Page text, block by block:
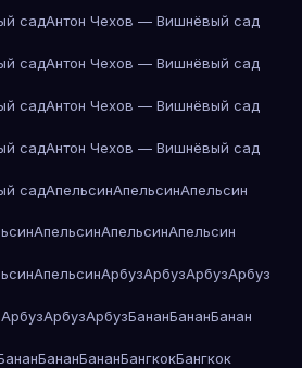
садАнтон Чехов — Вишнёвый сад
садАнтон Чехов — Вишнёвый сад
садАнтон Чехов — Вишнёвый сад
садАнтон Чехов — Вишнёвый сад
садАпельсинАпельсинАпельсин
АпельсинАпельсинАпельсин
АпельсинАрбузАрбузАрбузАрбуз
АрбузАрбузАрбузБананБананБанан
БананБананБангкокБангкок